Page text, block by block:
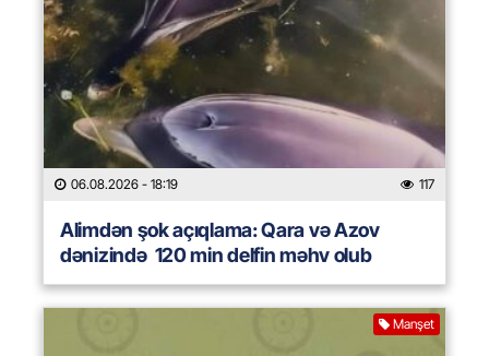
06.08.2026 - 18:19 117
Alimdən şok açıqlama: Qara və Azov
dənizində 120 min delfin məhv olub
Manşet